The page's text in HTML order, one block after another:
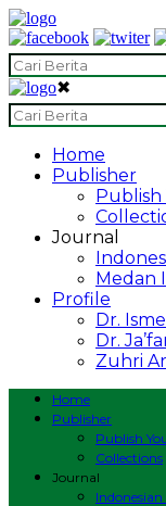
✖
Home
Publisher
Publish
Journal
Medan
Profile
Dr.
Dr.
Zuhri
Home
Publisher
Publish
Collections
Journal